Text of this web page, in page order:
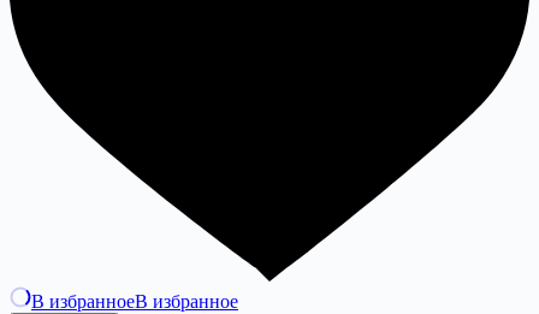
В избранноеВ избранное